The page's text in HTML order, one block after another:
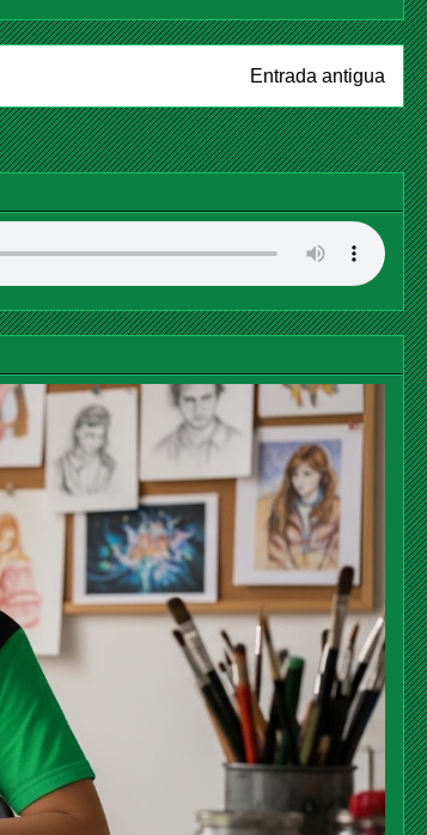
Entrada antigua